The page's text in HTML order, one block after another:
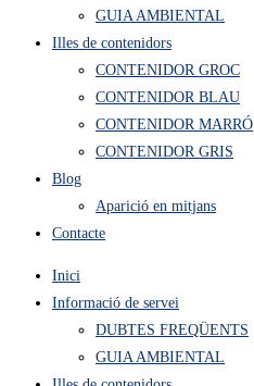
GUIA AMBIENTAL
Illes de contenidors
CONTENIDOR GROC
CONTENIDOR BLAU
CONTENIDOR MARRÓ
CONTENIDOR GRIS
Blog
Aparició en mitjans
Contacte
Inici
Informació de servei
DUBTES FREQÜENTS
GUIA AMBIENTAL